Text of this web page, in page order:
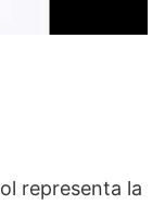
representa la